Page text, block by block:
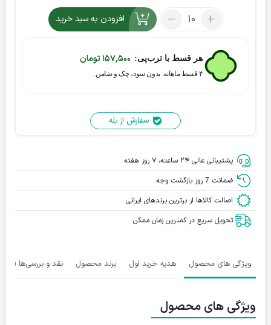
افزودن به سبد خرید
هر قسط با ترب‌پی: 157,500تومان
۴ قسط ماهانه. بدون سود، چک و ضامن.
سفارش از بله
پشتیبانی عالی ۲۴ ساعته، ۷ روز هفته
ضمانت 7 روز بازگشت وجه
اصالت کالاها از برترین برندهای ایرانی
تحویل سریع در کمترین زمان ممکن
ویژگی های محصول هدیه خرید اول برند محصول نقد و بررسی‌ها (0)
ویژگی های محصول